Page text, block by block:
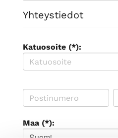
Yhteystiedot
Katuosoite (*):
Maa (*):